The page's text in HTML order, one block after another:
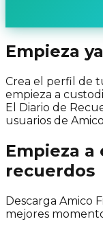
Empieza ya
Crea el perfil de
empieza a
El Diario de
usuarios de
Empieza
recuerdos
Descarga Amico
mejores